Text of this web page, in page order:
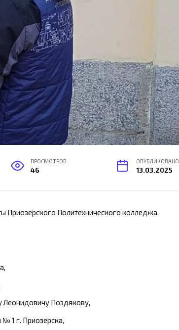
ПРОСМОТРОВ
46
ОПУБЛИКОВАНО
13.03.2025
Приозерского Политехнического колледжа.
Леонидовичу Поздякову,
1 г. Приозерска,